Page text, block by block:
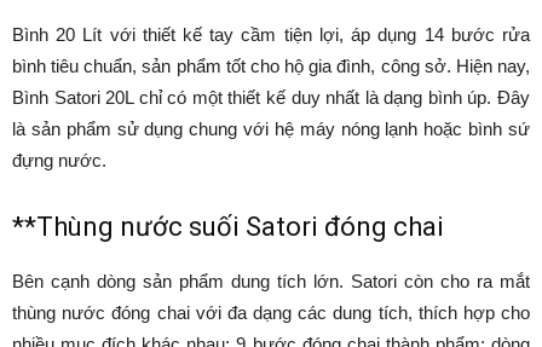
Bình 20 Lít với thiết kế tay cầm tiện lợi, áp dụng 14 bước rửa
bình tiêu chuẩn, sản phẩm tốt cho hộ gia đình, công sở. Hiện nay,
Bình Satori 20L chỉ có một thiết kế duy nhất là dạng bình úp. Đây
là sản phẩm sử dụng chung với hệ máy nóng lạnh hoặc bình sứ
đựng nước.
**Thùng nước suối Satori đóng chai
Bên cạnh dòng sản phẩm dung tích lớn. Satori còn cho ra mắt
thùng nước đóng chai với đa dạng các dung tích, thích hợp cho